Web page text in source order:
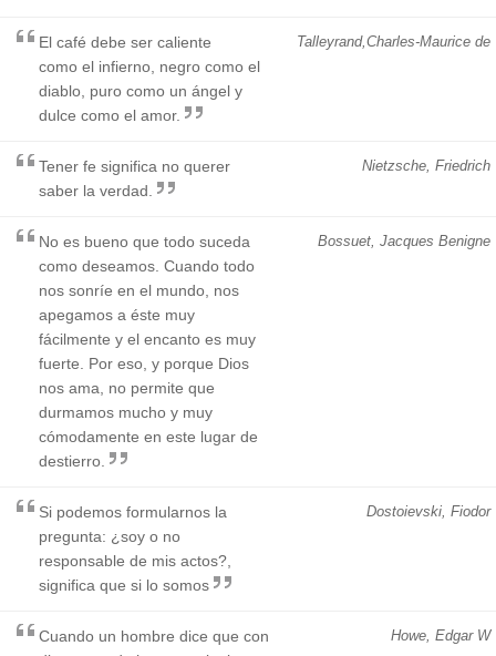
Talleyrand,Charles-Maurice de
El café debe ser caliente
como el infierno, negro como el
diablo, puro como un ángel y
dulce como el amor.
Nietzsche, Friedrich
Tener fe significa no querer
saber la verdad.
Bossuet, Jacques Benigne
No es bueno que todo suceda
como deseamos. Cuando todo
nos sonríe en el mundo, nos
apegamos a éste muy
fácilmente y el encanto es muy
fuerte. Por eso, y porque Dios
nos ama, no permite que
durmamos mucho y muy
cómodamente en este lugar de
destierro.
Dostoievski, Fiodor
Si podemos formularnos la
pregunta: ¿soy o no
responsable de mis actos?,
significa que si lo somos
Howe, Edgar W
Cuando un hombre dice que con